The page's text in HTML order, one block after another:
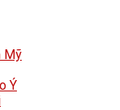
Mỹ
Ý